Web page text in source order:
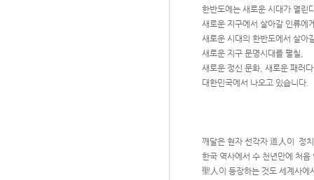
한반도에는 새로운 시대가 열린
새로운 지구에서 살아갈 인류에
새로운 시대의 한반도에서 살아
새로운 지구 문명시대를 펼칠,
새로운 정신 문화, 새로운 패러
대한민국에서 나오고 있습니다.
깨달은 현자 선각자 道人이 정
한국 역사에서 수 천년만에 처음
聖人이 등장하는 것도 세계사에